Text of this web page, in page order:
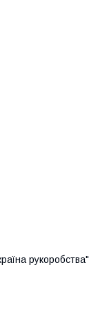
рукоробства"